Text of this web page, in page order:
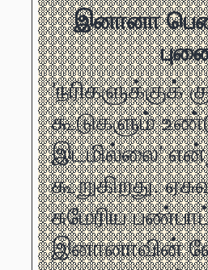
இனானா பெண்
'நரிகளுக்குக்
கூடுகளும்
இடமில்லை'
கூறுகிறது.
சுமேரிய
இனானாவின்